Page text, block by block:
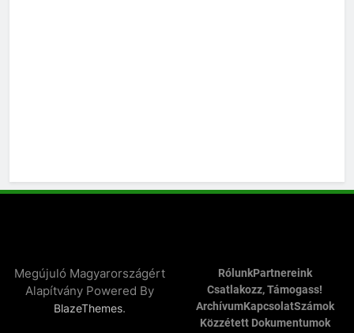
Megújuló Magyarországért
Alapítvány Powered By
BlazeThemes.
RólunkPartnereink
Csatlakozz, Támogass!
ArchívumKapcsolatSzámok
Közzétett Dokumentumok